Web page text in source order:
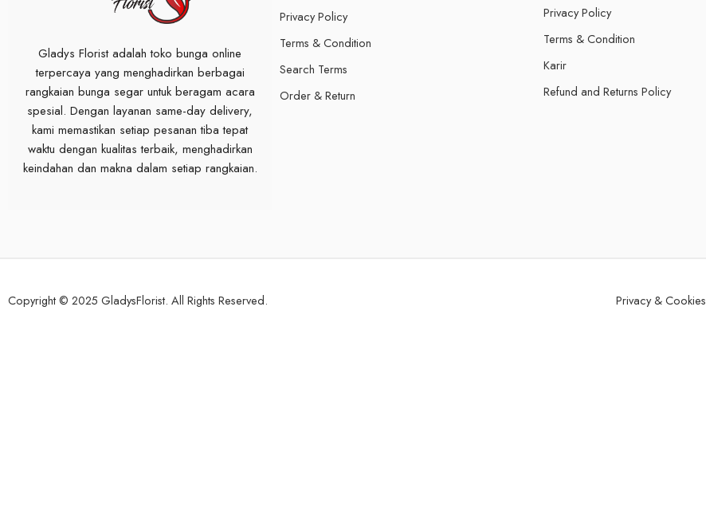
Gladys Florist adalah toko bunga online
terpercaya yang menghadirkan berbagai
rangkaian bunga segar untuk beragam acara
spesial. Dengan layanan same-day delivery,
kami memastikan setiap pesanan tiba tepat
waktu dengan kualitas terbaik, menghadirkan
keindahan dan makna dalam setiap rangkaian.
Privacy Policy
Terms & Condition
Search Terms
Order & Return
Privacy Policy
Terms & Condition
Karir
Refund and Returns Policy
Copyright © 2025 GladysFlorist. All Rights Reserved. Privacy & Cookies